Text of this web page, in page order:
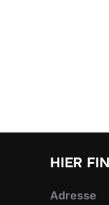
HIER
Adresse